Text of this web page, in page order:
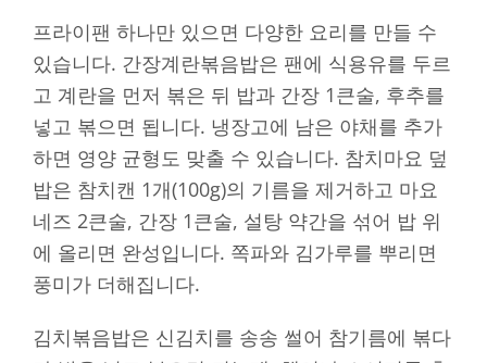
프라이팬 하나만 있으면 다양한 요리를 만들 수
있습니다. 간장계란볶음밥은 팬에 식용유를 두르
고 계란을 먼저 볶은 뒤 밥과 간장 1큰술, 후추를
넣고 볶으면 됩니다. 냉장고에 남은 야채를 추가
하면 영양 균형도 맞출 수 있습니다. 참치마요 덮
밥은 참치캔 1개(100g)의 기름을 제거하고 마요
네즈 2큰술, 간장 1큰술, 설탕 약간을 섞어 밥 위
에 올리면 완성입니다. 쪽파와 김가루를 뿌리면
풍미가 더해집니다.
김치볶음밥은 신김치를 송송 썰어 참기름에 볶다